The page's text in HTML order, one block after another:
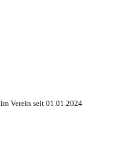
im Verein seit 01.01.2024